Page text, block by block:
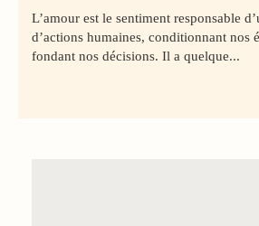
L’amour est le sentiment responsable
d’actions humaines, conditionnant nos
fondant nos décisions. Il a quelque...